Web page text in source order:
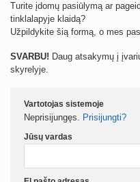
Turite įdomų pasiūlymą ar
tinklalapyje klaidą?
Užpildykite šią formą, o mes
SVARBU! Daug atsakymų į
skyrelyje.
Vartotojas sistemoje
Neprisijungęs. Prisijungti?
Jūsų vardas